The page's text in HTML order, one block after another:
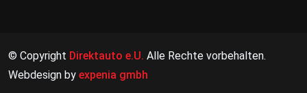
© Copyright Direktauto e.U. Alle Rechte vorbehalten.
Webdesign by expenia gmbh